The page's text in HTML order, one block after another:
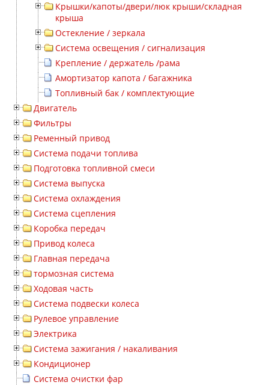
Крышки/капоты/двери/люк крыши/складная
крыша
Остекление / зеркала
Система освещения / сигнализация
Крепление / держатель /рама
Амортизатор капота / багажника
Топливный бак / комплектующие
Двигатель
Фильтры
Ременный привод
Система подачи топлива
Подготовка топливной смеси
Система выпуска
Система охлаждения
Система сцепления
Коробка передач
Привод колеса
Главная передача
тормозная система
Ходовая часть
Система подвески колеса
Рулевое управление
Электрика
Система зажигания / накаливания
Кондиционер
Система очистки фар